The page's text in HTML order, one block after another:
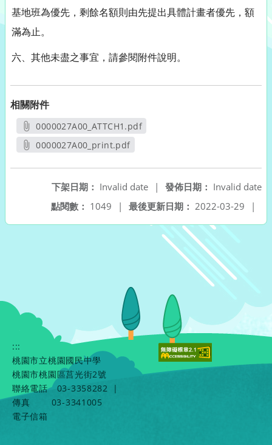
基地班為優先，剩餘名額則由先提出具體計畫者優先，額
滿為止。
六、其他未盡之事宜，請參閱附件說明。
相關附件
0000027A00_ATTCH1.pdf
另開新視窗
0000027A00_print.pdf
發佈日期： Invalid date
下架日期： Invalid date
|
最後更新日期： 2022-03-29 |
點閱數： 1049 |
:::
桃園市立桃園國民中學
桃園市桃園區莒光街2號
聯絡電話
03-3358282
|
傳真
03-3341005
電子信箱